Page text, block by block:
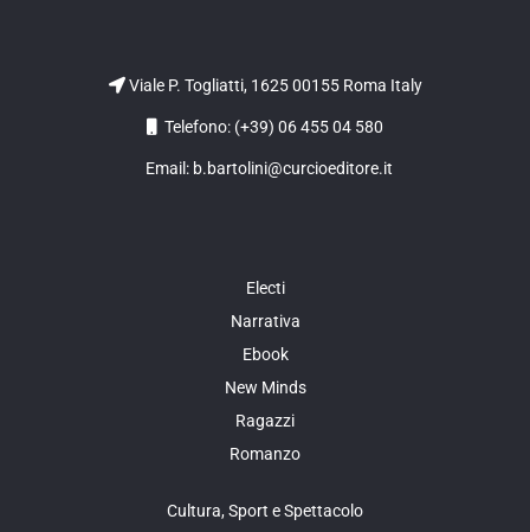
Viale P. Togliatti, 1625 00155 Roma Italy
Telefono: (+39) 06 455 04 580
Email: b.bartolini@curcioeditore.it
Electi
Narrativa
Ebook
New Minds
Ragazzi
Romanzo
Cultura, Sport e Spettacolo